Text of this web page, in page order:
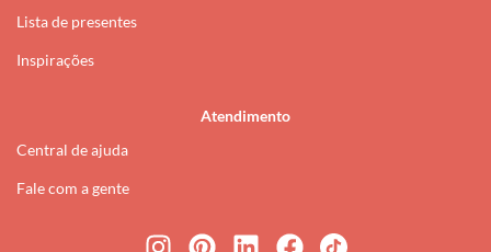
Lista de presentes
Inspirações
Atendimento
Central de ajuda
Fale com a gente